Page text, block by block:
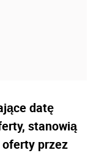
datę
stanowią
przez